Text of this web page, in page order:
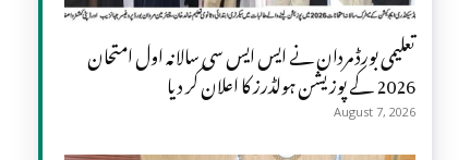
تعلیمی بورڈ مردان نے ایس ایس سی سالانہ اول امتحان
2026 کے پوزیشن ہولڈرز کا اعلان کر دیا
August 7, 2026